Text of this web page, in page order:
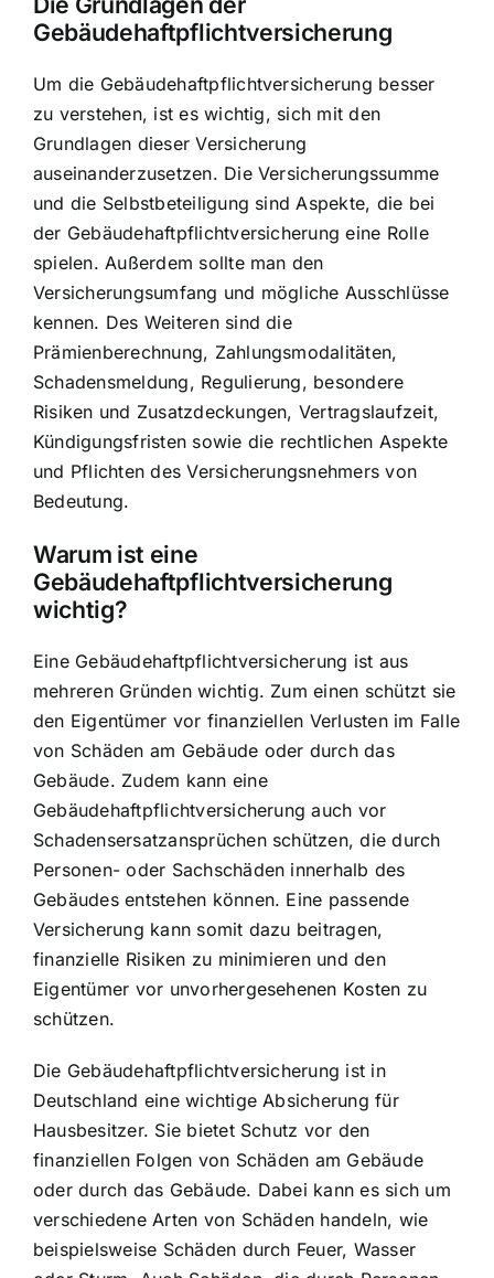
Gebäudehaftpflichtversicherung
Um die Gebäudehaftpflichtversicherung besser
zu verstehen, ist es wichtig, sich mit den
Grundlagen dieser Versicherung
auseinanderzusetzen. DieVersicherungssumme
und die Selbstbeteiligung sind Aspekte, die bei
der Gebäudehaftpflichtversicherung eine Rolle
spielen. Außerdem sollte man den
Versicherungsumfang und mögliche Ausschlüsse
kennen. Des Weiteren sind die
Prämienberechnung, Zahlungsmodalitäten,
Schadensmeldung, Regulierung, besondere
Risiken und Zusatzdeckungen, Vertragslaufzeit,
Kündigungsfristen sowie die rechtlichen Aspekte
und Pflichten des Versicherungsnehmers von
Bedeutung.
Warum ist eine
Gebäudehaftpflichtversicherung
wichtig?
Eine Gebäudehaftpflichtversicherung ist aus
mehreren Gründen wichtig. Zum einen schützt sie
den Eigentümer vor finanziellen Verlusten im Falle
von Schäden am Gebäude oder durch das
Gebäude. Zudem kann eine
Gebäudehaftpflichtversicherung auch vor
Schadensersatzansprüchen schützen, die durch
Personen- oder Sachschäden innerhalb des
Gebäudes entstehen können. Eine passende
Versicherung kann somit dazu beitragen,
finanzielle Risiken zu minimieren und den
Eigentümer vor unvorhergesehenen Kosten zu
schützen.
Die Gebäudehaftpflichtversicherung ist in
Deutschland eine wichtige Absicherung für
Hausbesitzer. Sie bietet Schutz vor den
finanziellen Folgen von Schäden am Gebäude
oder durch das Gebäude. Dabei kann es sich um
verschiedene Arten von Schäden handeln, wie
beispielsweise Schäden durch Feuer, Wasser